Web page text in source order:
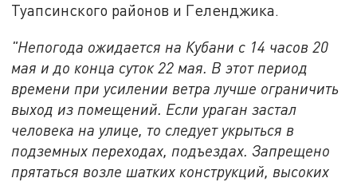
Туапсинского районов и Геленджика.
"Непогода ожидается на Кубани с 14 часов 20
мая и до конца суток 22 мая. В этот период
времени при усилении ветра лучше ограничить
выход из помещений. Если ураган застал
человека на улице, то следует укрыться в
подземных переходах, подъездах. Запрещено
прятаться возле шатких конструкций, высоких